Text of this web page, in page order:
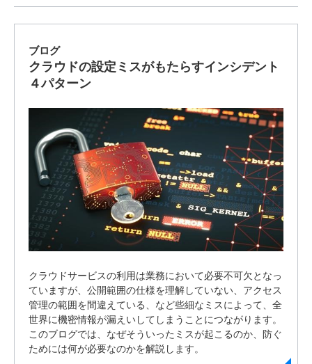
ブログ
クラウドの設定ミスがもたらすインシデント
４パターン
クラウドサービスの利用は業務において必要不可欠となっ
ていますが、公開範囲の仕様を理解していない、アクセス
管理の範囲を間違えている、など些細なミスによって、全
世界に機密情報が漏えいしてしまうことにつながります。
このブログでは、なぜそういったミスが起こるのか、防ぐ
ためには何が必要なのかを解説します。